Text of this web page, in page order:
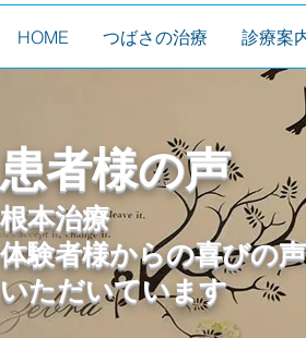
HOME つばさの治療 診療案
​患者様の声
根本治療
体験者様からの喜びの
いただいています